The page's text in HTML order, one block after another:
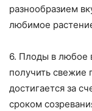
разнообразием
любимое
6. Плоды в любое
получить свежие
достигается за
сроком